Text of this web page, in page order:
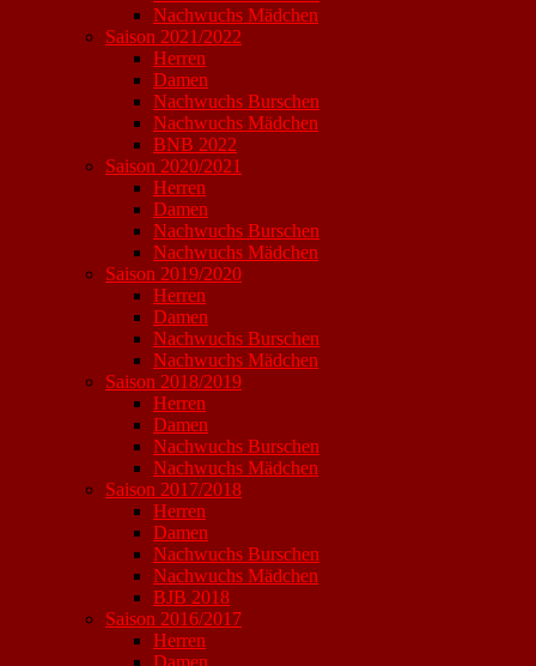
Nachwuchs Mädchen
Saison 2021/2022
Herren
Damen
Nachwuchs Burschen
Nachwuchs Mädchen
BNB 2022
Saison 2020/2021
Herren
Damen
Nachwuchs Burschen
Nachwuchs Mädchen
Saison 2019/2020
Herren
Damen
Nachwuchs Burschen
Nachwuchs Mädchen
Saison 2018/2019
Herren
Damen
Nachwuchs Burschen
Nachwuchs Mädchen
Saison 2017/2018
Herren
Damen
Nachwuchs Burschen
Nachwuchs Mädchen
BJB 2018
Saison 2016/2017
Herren
Damen